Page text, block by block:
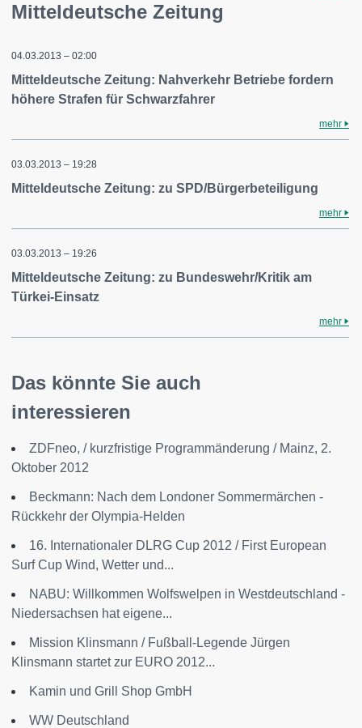
Mitteldeutsche Zeitung
04.03.2013 – 02:00
Mitteldeutsche Zeitung: Nahverkehr Betriebe fordern
höhere Strafen für Schwarzfahrer
mehr
03.03.2013 – 19:28
Mitteldeutsche Zeitung: zu SPD/Bürgerbeteiligung
mehr
03.03.2013 – 19:26
Mitteldeutsche Zeitung: zu Bundeswehr/Kritik am
Türkei-Einsatz
mehr
Das könnte Sie auch
interessieren
ZDFneo, / kurzfristige Programmänderung / Mainz, 2.
Oktober 2012
Beckmann: Nach dem Londoner Sommermärchen -
Rückkehr der Olympia-Helden
16. Internationaler DLRG Cup 2012 / First European
Surf Cup Wind, Wetter und...
NABU: Willkommen Wolfswelpen in Westdeutschland -
Niedersachsen hat eigene...
Mission Klinsmann / Fußball-Legende Jürgen
Klinsmann startet zur EURO 2012...
Kamin und Grill Shop GmbH
WW Deutschland